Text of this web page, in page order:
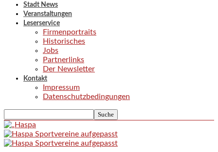
Stadt News
Veranstaltungen
Leserservice
Firmenportraits
Historisches
Jobs
Partnerlinks
Der Newsletter
Kontakt
Impressum
Datenschutzbedingungen